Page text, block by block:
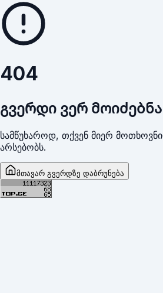
404
გვერდი ვერ მოიძებნა
სამწუხაროდ, თქვენ მიერ
არსებობს.
მთავარ გვერდზე დაბრუნება